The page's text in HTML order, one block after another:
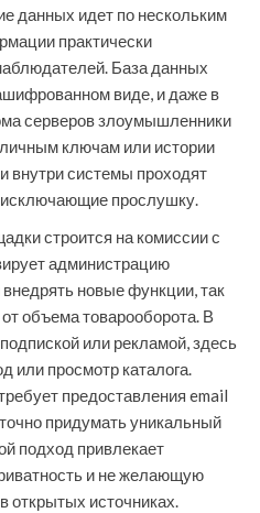
данных идет по нескольким
практически
База данных
виде, и даже в
серверов злоумышленники
личным ключам или истории
внутри системы проходят
прослушку.
строится на комиссии с
администрацию
новые функции, так
объема товарооборота. В
или рекламой, здесь
или просмотр каталога.
предоставления email
придумать уникальный
подход привлекает
и не желающую
открытых источниках.